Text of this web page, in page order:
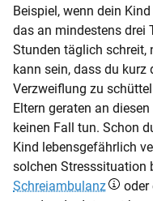
Beispiel, wenn dein
das an mindestens drei
Stunden täglich schreit,
kann sein, dass du kurz
Verzweiflung zu
Eltern geraten an
keinen Fall tun. Schon
Kind lebensgefährlich
solchen Stresssituation
Schreiambulanz
oder